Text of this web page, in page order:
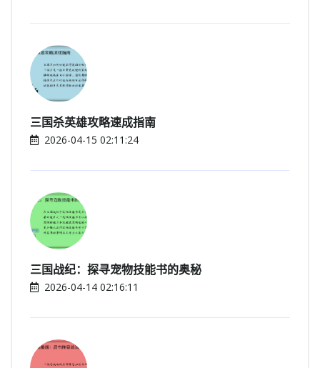
三国杀英雄攻略速成指南
2026-04-15 02:11:24
三国战纪：探寻宠物技能书的奥秘
2026-04-14 02:16:11